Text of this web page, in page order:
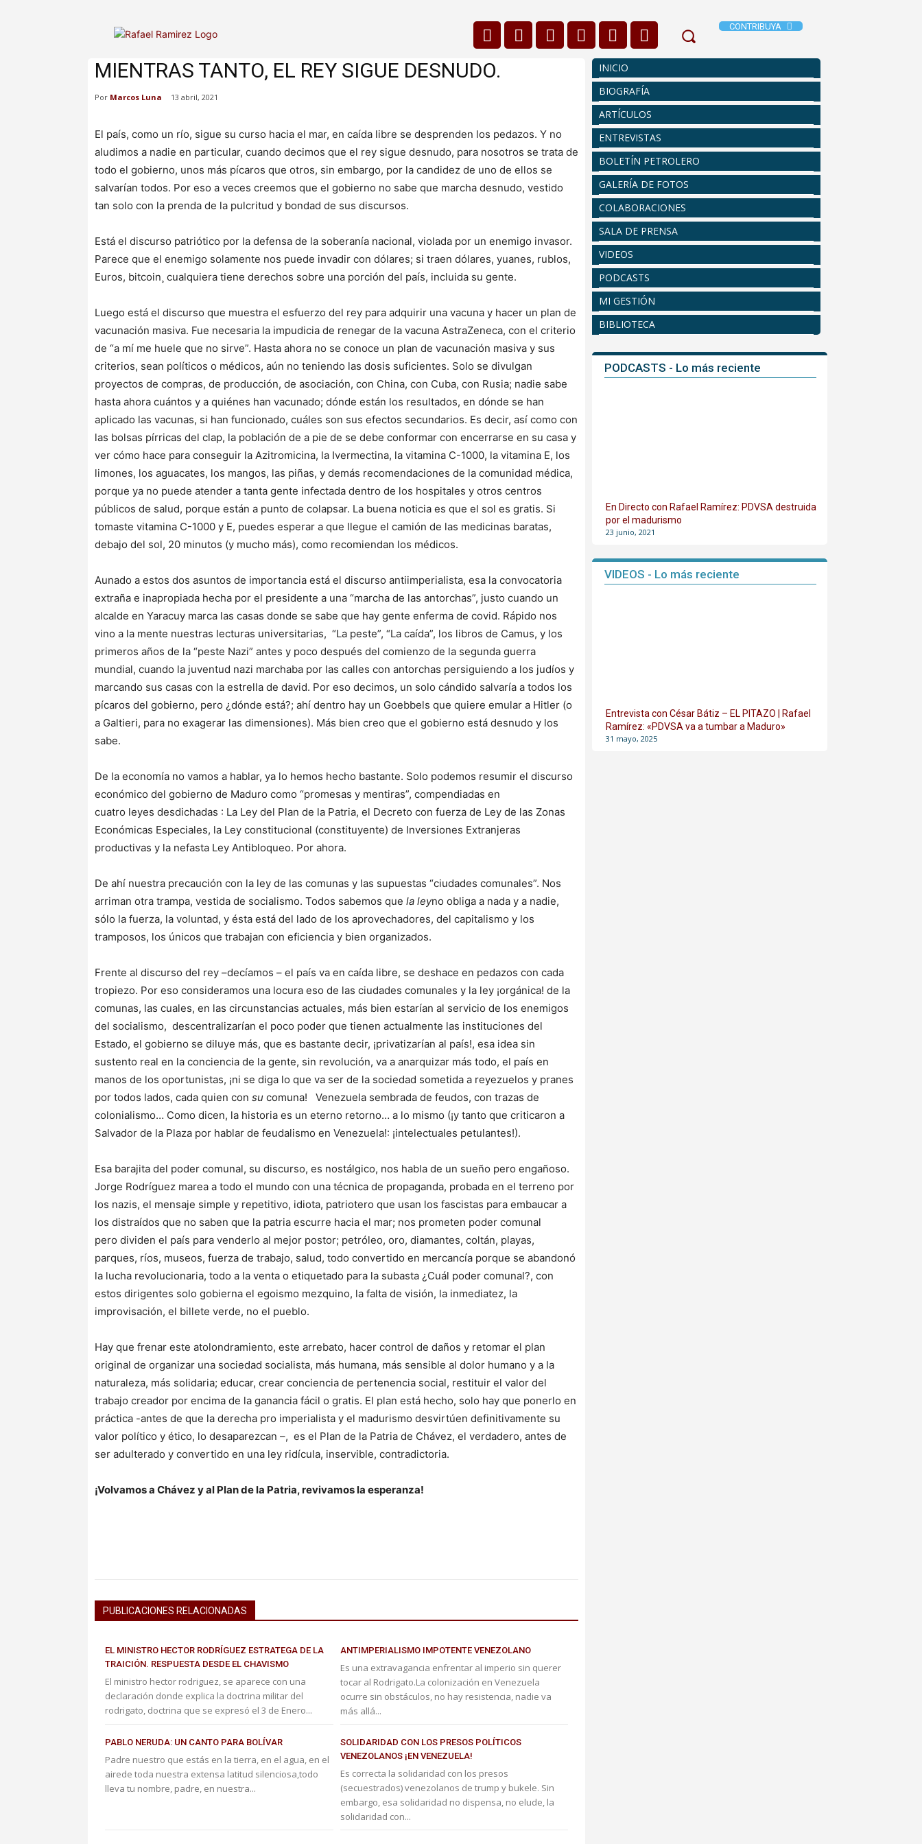
CONTRIBUYA
MIENTRAS TANTO, EL REY SIGUE DESNUDO.
Por Marcos Luna 13 abril, 2021
El país, como un río, sigue su curso hacia el mar, en caída libre se desprenden los pedazos. Y no
aludimos a nadie en particular, cuando decimos que el rey sigue desnudo, para nosotros se trata de
todo el gobierno, unos más pícaros que otros, sin embargo, por la candidez de uno de ellos se
salvarían todos. Por eso a veces creemos que el gobierno no sabe que marcha desnudo, vestido
tan solo con la prenda de la pulcritud y bondad de sus discursos.
Está el discurso patriótico por la defensa de la soberanía nacional, violada por un enemigo invasor.
Parece que el enemigo solamente nos puede invadir con dólares; si traen dólares, yuanes, rublos,
Euros, bitcoin¸ cualquiera tiene derechos sobre una porción del país, incluida su gente.
Luego está el discurso que muestra el esfuerzo del rey para adquirir una vacuna y hacer un plan de
vacunación masiva. Fue necesaria la impudicia de renegar de la vacuna AstraZeneca, con el criterio
de “a mí me huele que no sirve”. Hasta ahora no se conoce un plan de vacunación masiva y sus
criterios, sean políticos o médicos, aún no teniendo las dosis suficientes. Solo se divulgan
proyectos de compras, de producción, de asociación, con China, con Cuba, con Rusia; nadie sabe
hasta ahora cuántos y a quiénes han vacunado; dónde están los resultados, en dónde se han
aplicado las vacunas, si han funcionado, cuáles son sus efectos secundarios. Es decir, así como con
las bolsas pírricas del clap, la población de a pie de se debe conformar con encerrarse en su casa y
ver cómo hace para conseguir la Azitromicina, la Ivermectina, la vitamina C-1000, la vitamina E, los
limones, los aguacates, los mangos, las piñas, y demás recomendaciones de la comunidad médica,
porque ya no puede atender a tanta gente infectada dentro de los hospitales y otros centros
públicos de salud, porque están a punto de colapsar. La buena noticia es que el sol es gratis. Si
tomaste vitamina C-1000 y E, puedes esperar a que llegue el camión de las medicinas baratas,
debajo del sol, 20 minutos (y mucho más), como recomiendan los médicos.
Aunado a estos dos asuntos de importancia está el discurso antiimperialista, esa la convocatoria
extraña e inapropiada hecha por el presidente a una “marcha de las antorchas”, justo cuando un
alcalde en Yaracuy marca las casas donde se sabe que hay gente enferma de covid. Rápido nos
vino a la mente nuestras lecturas universitarias, “La peste”, “La caída”, los libros de Camus, y los
primeros años de la “peste Nazi” antes y poco después del comienzo de la segunda guerra
mundial, cuando la juventud nazi marchaba por las calles con antorchas persiguiendo a los judíos y
marcando sus casas con la estrella de david. Por eso decimos, un solo cándido salvaría a todos los
pícaros del gobierno, pero ¿dónde está?; ahí dentro hay un Goebbels que quiere emular a Hitler (o
a Galtieri, para no exagerar las dimensiones). Más bien creo que el gobierno está desnudo y los
sabe.
De la economía no vamos a hablar, ya lo hemos hecho bastante. Solo podemos resumir el discurso
económico del gobierno de Maduro como “promesas y mentiras”, compendiadas en
cuatro leyes desdichadas : La Ley del Plan de la Patria, el Decreto con fuerza de Ley de las Zonas
Económicas Especiales, la Ley constitucional (constituyente) de Inversiones Extranjeras
productivas y la nefasta Ley Antibloqueo. Por ahora.
De ahí nuestra precaución con la ley de las comunas y las supuestas “ciudades comunales”. Nos
arriman otra trampa, vestida de socialismo. Todos sabemos que la leyno obliga a nada y a nadie,
sólo la fuerza, la voluntad, y ésta está del lado de los aprovechadores, del capitalismo y los
tramposos, los únicos que trabajan con eficiencia y bien organizados.
Frente al discurso del rey –decíamos – el país va en caída libre, se deshace en pedazos con cada
tropiezo. Por eso consideramos una locura eso de las ciudades comunales y la ley ¡orgánica! de la
comunas, las cuales, en las circunstancias actuales, más bien estarían al servicio de los enemigos
del socialismo, descentralizarían el poco poder que tienen actualmente las instituciones del
Estado, el gobierno se diluye más, que es bastante decir, ¡privatizarían al país!, esa idea sin
sustento real en la conciencia de la gente, sin revolución, va a anarquizar más todo, el país en
manos de los oportunistas, ¡ni se diga lo que va ser de la sociedad sometida a reyezuelos y pranes
por todos lados, cada quien con su comuna! Venezuela sembrada de feudos, con trazas de
colonialismo… Como dicen, la historia es un eterno retorno… a lo mismo (¡y tanto que criticaron a
Salvador de la Plaza por hablar de feudalismo en Venezuela!: ¡intelectuales petulantes!).
Esa barajita del poder comunal, su discurso, es nostálgico, nos habla de un sueño pero engañoso.
Jorge Rodríguez marea a todo el mundo con una técnica de propaganda, probada en el terreno por
los nazis, el mensaje simple y repetitivo, idiota, patriotero que usan los fascistas para embaucar a
los distraídos que no saben que la patria escurre hacia el mar; nos prometen poder comunal
pero dividen el país para venderlo al mejor postor; petróleo, oro, diamantes, coltán, playas,
parques, ríos, museos, fuerza de trabajo, salud, todo convertido en mercancía porque se abandonó
la lucha revolucionaria, todo a la venta o etiquetado para la subasta ¿Cuál poder comunal?, con
estos dirigentes solo gobierna el egoismo mezquino, la falta de visión, la inmediatez, la
improvisación, el billete verde, no el pueblo.
Hay que frenar este atolondramiento, este arrebato, hacer control de daños y retomar el plan
original de organizar una sociedad socialista, más humana, más sensible al dolor humano y a la
naturaleza, más solidaria; educar, crear conciencia de pertenencia social, restituir el valor del
trabajo creador por encima de la ganancia fácil o gratis. El plan está hecho, solo hay que ponerlo en
práctica -antes de que la derecha pro imperialista y el madurismo desvirtúen definitivamente su
valor político y ético, lo desaparezcan –, es el Plan de la Patria de Chávez, el verdadero, antes de
ser adulterado y convertido en una ley ridícula, inservible, contradictoria.
¡Volvamos a Chávez y al Plan de la Patria, revivamos la esperanza!
PUBLICACIONES RELACIONADAS
EL MINISTRO HECTOR RODRÍGUEZ ESTRATEGA DE LA
TRAICIÓN. RESPUESTA DESDE EL CHAVISMO
El ministro hector rodriguez, se aparece con una
declaración donde explica la doctrina militar del
rodrigato, doctrina que se expresó el 3 de Enero...
ANTIMPERIALISMO IMPOTENTE VENEZOLANO
Es una extravagancia enfrentar al imperio sin querer
tocar al Rodrigato.La colonización en Venezuela
ocurre sin obstáculos, no hay resistencia, nadie va
más allá...
PABLO NERUDA: UN CANTO PARA BOLÍVAR
Padre nuestro que estás en la tierra, en el agua, en el
airede toda nuestra extensa latitud silenciosa,todo
lleva tu nombre, padre, en nuestra...
SOLIDARIDAD CON LOS PRESOS POLÍTICOS
VENEZOLANOS ¡EN VENEZUELA!
Es correcta la solidaridad con los presos
(secuestrados) venezolanos de trump y bukele. Sin
embargo, esa solidaridad no dispensa, no elude, la
solidaridad con...
INICIO
BIOGRAFÍA
ARTÍCULOS
ENTREVISTAS
BOLETÍN PETROLERO
GALERÍA DE FOTOS
COLABORACIONES
SALA DE PRENSA
VIDEOS
PODCASTS
MI GESTIÓN
BIBLIOTECA
PODCASTS - Lo más reciente
En Directo con Rafael Ramírez: PDVSA destruida
por el madurismo
23 junio, 2021
VIDEOS - Lo más reciente
Entrevista con César Bátiz – EL PITAZO | Rafael
Ramírez: «PDVSA va a tumbar a Maduro»
31 mayo, 2025